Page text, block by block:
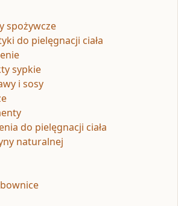
spożywcze
do pielęgnacji ciała
sypkie
i sosy
do pielęgnacji ciała
naturalnej